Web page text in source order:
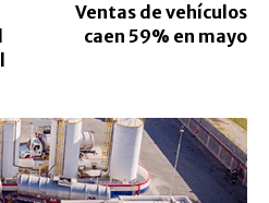
Ventas de vehículos
caen 59% en mayo